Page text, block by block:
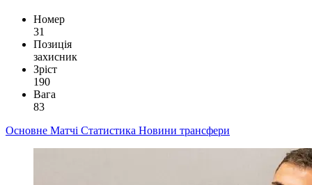
Номер
31
Позиція
захисник
Зріст
190
Вага
83
Основне Матчі Статистика Новини трансфери